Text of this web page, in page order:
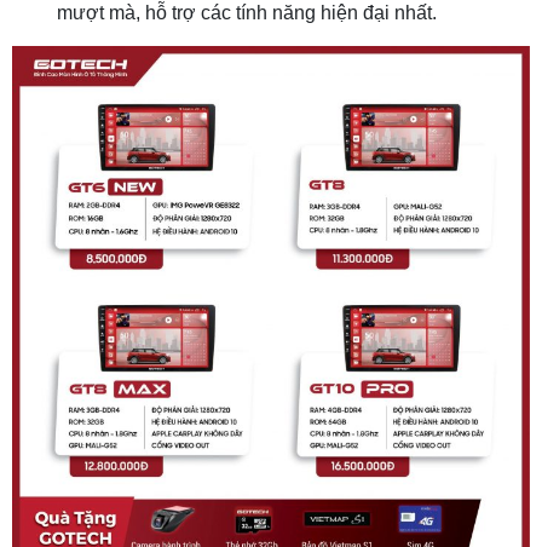
mượt mà, hỗ trợ các tính năng hiện đại nhất.